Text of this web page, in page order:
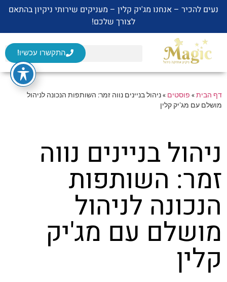
נעים להכיר – אנחנו מג'יק קלין – מעניקים שירותי ניקיון בהתאם
לצורך שלכם!
התקשרו עכשיו!
דף הבית» פוסטים »ניהול בניינים נווה זמר: השותפות הנכונה לניהול
מושלם עם מג'יק קלין
ניהול בניינים נווה
זמר: השותפות
הנכונה לניהול
מושלם עם מג'יק
קלין